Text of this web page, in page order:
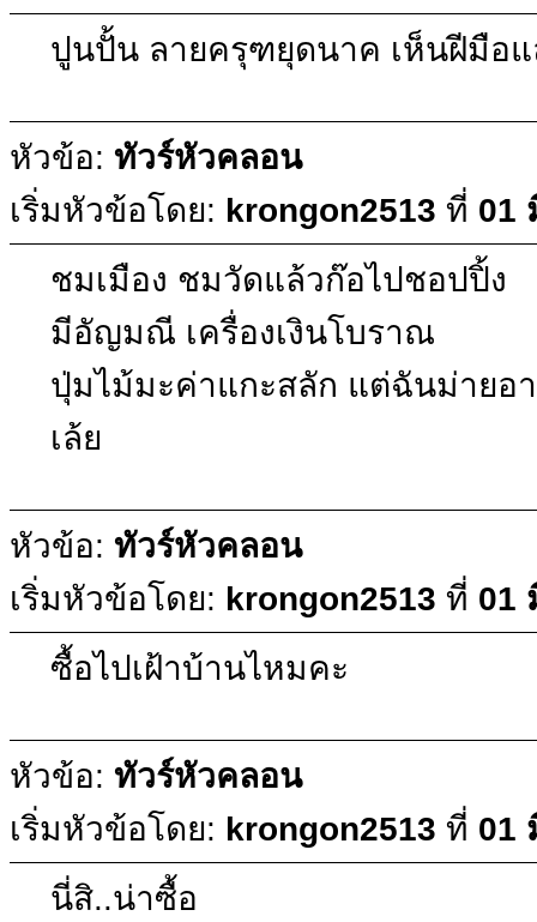
ปูนปั้น ลายครุฑยุดนาค เห็นฝีมือ
หัวข้อ: ทัวร์หัวคลอน
เริ่มหัวข้อโดย: krongon2513 ที่ 01
ชมเมือง ชมวัดแล้วก๊อไปชอปปิ้ง
มีอัญมณี เครื่องเงินโบราณ
ปุ่มไม้มะค่าแกะสลัก แต่ฉันม่ายอ
เล้ย
หัวข้อ: ทัวร์หัวคลอน
เริ่มหัวข้อโดย: krongon2513 ที่ 01
ซื้อไปเฝ้าบ้านไหมคะ
หัวข้อ: ทัวร์หัวคลอน
เริ่มหัวข้อโดย: krongon2513 ที่ 01
นี่สิ..น่าซื้อ